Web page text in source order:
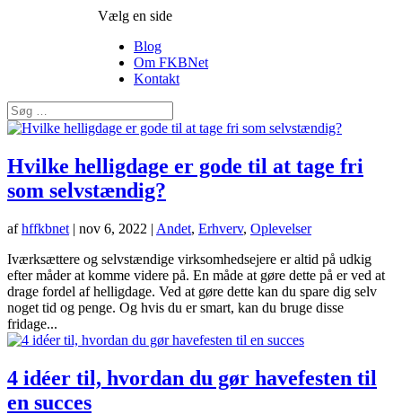
Vælg en side
Blog
Om FKBNet
Kontakt
Hvilke helligdage er gode til at tage fri
som selvstændig?
afhffkbnet | nov 6, 2022 | Andet, Erhverv, Oplevelser
Iværksættere og selvstændige virksomhedsejere er altid på udkig
efter måder at komme videre på. En måde at gøre dette på er ved at
drage fordel af helligdage. Ved at gøre dette kan du spare dig selv
noget tid og penge. Og hvis du er smart, kan du bruge disse
fridage...
4 idéer til, hvordan du gør havefesten til
en succes